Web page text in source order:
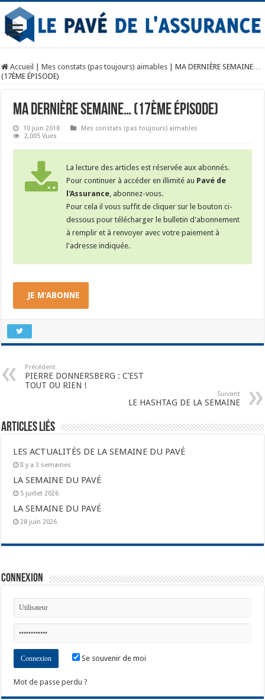
Accueil Mes constats (pas toujours) aimables
MA DERNIÈRE SEMAINE…
(17ÈME ÉPISODE)
MA DERNIÈRE SEMAINE… (17ÈME ÉPISODE)
10 juin 2018
Mes constats (pas toujours) aimables
2,005 Vues
La lecture des articles est réservée aux abonnés.
Pour continuer à accéder en illimité au Pavé de
l'Assurance , abonnez-vous.
Pour cela il vous suffit de cliquer sur le bouton ci-
dessous pour télécharger le bulletin d'abonnement
à remplir et à renvoyer avec votre paiement à
l'adresse indiquée.
JE M'ABONNE
Précédent
PIERRE DONNERSBERG : C’EST
TOUT OU RIEN !
Suivant
LE HASHTAG DE LA SEMAINE
Articles liés
LES ACTUALITÉS DE LA SEMAINE DU PAVÉ
Il y a 3 semaines
LA SEMAINE DU PAVÉ
5 juillet 2026
LA SEMAINE DU PAVÉ
28 juin 2026
Connexion
Se souvenir de moi
Mot de passe perdu ?